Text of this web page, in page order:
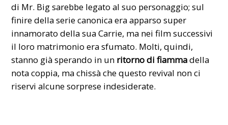
di Mr. Big sarebbe legato al suo personaggio; sul
finire della serie canonica era apparso super
innamorato della sua Carrie, ma nei film successivi
il loro matrimonio era sfumato. Molti, quindi,
stanno già sperando in un ritorno di fiammadella
nota coppia, ma chissà che questo revival non ci
riservi alcune sorprese indesiderate.